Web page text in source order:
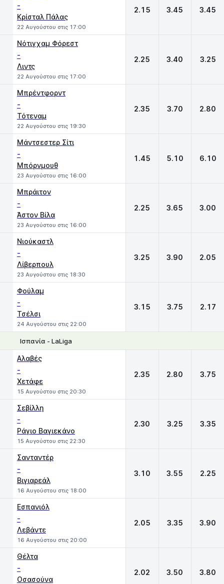
-
Κρίσταλ Πάλας
22 Αυγούστου στις 17:00
2.15 3.45 3.45
Νότιγχαμ Φόρεστ
-
Λιντς
22 Αυγούστου στις 17:00
2.25 3.40 3.25
Μπρέντφορντ
-
Τότεναμ
22 Αυγούστου στις 19:30
2.35 3.70 2.80
Μάντσεστερ Σίτι
-
Μπόρνμουθ
23 Αυγούστου στις 16:00
1.45 5.10 6.10
Μπράιτον
-
Άστον Βίλα
23 Αυγούστου στις 16:00
2.25 3.65 3.00
Νιούκαστλ
-
Λίβερπουλ
23 Αυγούστου στις 18:30
3.25 3.90 2.05
Φούλαμ
-
Τσέλσι
24 Αυγούστου στις 22:00
3.15 3.75 2.17
Ισπανία - LaLiga
Αλαβές
-
Χετάφε
15 Αυγούστου στις 20:30
2.35 2.80 3.75
Σεβίλλη
-
Ράγιο Βαγιεκάνο
15 Αυγούστου στις 22:30
2.30 3.25 3.35
Σανταντέρ
-
Βιγιαρεάλ
16 Αυγούστου στις 18:00
3.10 3.55 2.25
Εσπανιόλ
-
Λεβάντε
16 Αυγούστου στις 20:00
2.05 3.35 3.90
Θέλτα
-
Οσασούνα
2.02 3.50 3.80